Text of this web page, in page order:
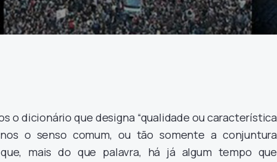
o dicionário que designa “qualidade ou característica
o senso comum, ou tão somente a conjuntura
mais do que palavra, há já algum tempo que